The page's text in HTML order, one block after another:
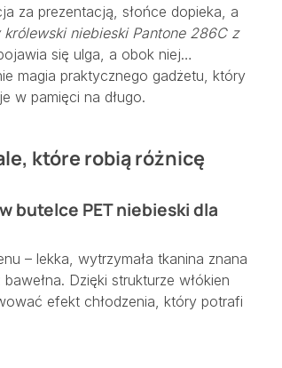
za prezentacją, słońce dopieka, a
królewski niebieski Pantone 286C z
się ulga, a obok niej…
magia praktycznego gadżetu, który
w pamięci na długo.
które robią różnicę
butelce PET niebieski dla
– lekka, wytrzymała tkanina znana
Dzięki strukturze włókien
efekt chłodzenia, który potrafi